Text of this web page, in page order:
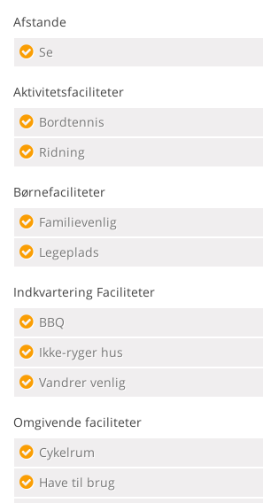
Afstande
Se
Aktivitetsfaciliteter
Bordtennis
Ridning
Børnefaciliteter
Familievenlig
Legeplads
Indkvartering Faciliteter
BBQ
Ikke-ryger hus
Vandrer venlig
Omgivende faciliteter
Cykelrum
Have til brug